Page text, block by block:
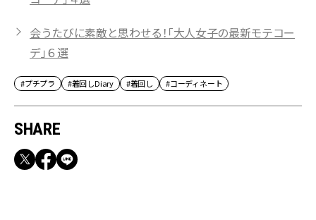
会うたびに素敵と思わせる！「大人女子の最新モテコー
デ」６選
#プチプラ #着回しDiary #着回し #コーディネート
SHARE